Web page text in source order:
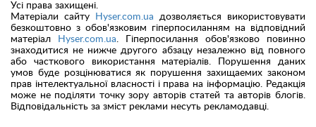
Усі права захищені.
Матеріали сайту
Hyser.com.ua дозволяється використовувати
безкоштовно з обов'язковим гіперпосиланням на відповідний
матеріал
Hyser.com.ua. Гіперпосилання обов'язково повинно
знаходитися не нижче другого абзацу незалежно від повного
або часткового використання матеріалів. Порушення даних
умов буде розцінюватися як порушення захищаемих законом
прав інтелектуальної власності і права на інформацію. Редакція
може не поділяти точку зору авторів статей та авторів блогів.
Відповідальність за зміст реклами несуть рекламодавці.